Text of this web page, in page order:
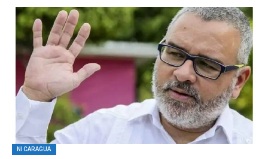
NICARAGUA